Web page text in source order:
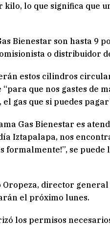
kilo, lo que significa que
Bienestar son hasta 9
o distribuidor
estos cilindros
que nos gastes de
el gas que si puedes
Gas Bienestar es
Iztapalapa, nos
formalmente!”, se
Oropeza, director
el próximo lunes.
los permisos